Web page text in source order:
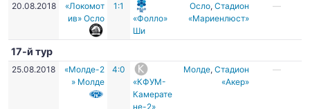
20.08.2018
«Локомот
ив» Осло
1:1
«Фолло»
Ши
Осло,Стадион
«Мариенлюст»
—
17-й тур
25.08.2018
«Молде-2
» Молде
4:0
«КФУМ-
Камерате
не-2»
Молде,Стадион
«Акер»
—